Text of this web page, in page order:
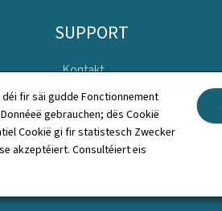
fir säi gudde Fonctionnement
gebrauchen; dës Cookië
Cookië gi fir statistesch Zwecker
akzeptéiert. Consultéiert eis
SUPPORT
Kontakt
Sitemap
Iwwert dës Websäit